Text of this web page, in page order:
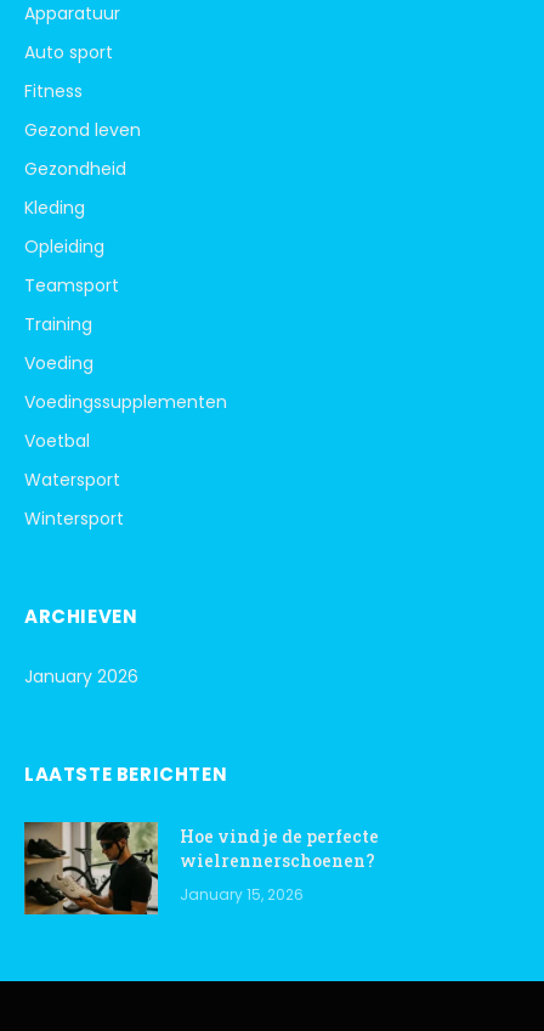
Apparatuur
Auto sport
Fitness
Gezond leven
Gezondheid
Kleding
Opleiding
Teamsport
Training
Voeding
Voedingssupplementen
Voetbal
Watersport
Wintersport
ARCHIEVEN
January 2026
LAATSTE BERICHTEN
Hoe vind je de perfecte
wielrennerschoenen?
January 15, 2026